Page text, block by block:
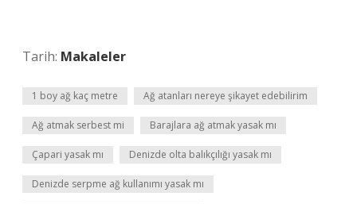
Tarih: Makaleler
1 boy ağ kaç metre Ağ atanları nereye şikayet edebilirim
Ağ atmak serbest mi Barajlara ağ atmak yasak mı
Çapari yasak mı Denizde olta balıkçılığı yasak mı
Denizde serpme ağ kullanımı yasak mı